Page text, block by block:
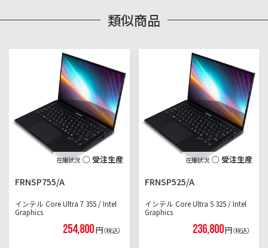
類似商品
○ 受注生産
FRNSP755/A
インテル Core Ultra 7 355 / Intel
Graphics
254,800円（税込）
○ 受注生産
FRNSP525/A
インテル Core Ultra 5 325 / Intel
Graphics
236,800円（税込）